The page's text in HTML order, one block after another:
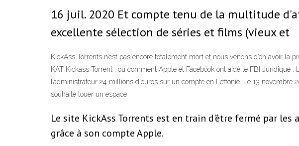
16 juil. 2020 Et compte tenu de la multitude
excellente sélection de séries et films (vieux et
KickAss Torrents n’est pas encore totalement mort et nous venons d’en avoir
KAT Kickass Torrent : ou comment Apple et Facebook ont aidé le FBI Juridique
l’administrateur 24 millions d'euros sur un compte en Lettonie. Le 13 novembre
souhaite louer un espace
Le site KickAss Torrents est en train d'être fermé par
grâce à son compte Apple.